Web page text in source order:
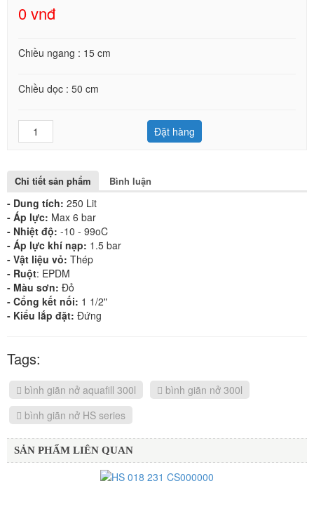
0 vnđ
Chiều ngang : 15 cm
Chiều dọc : 50 cm
Đặt hàng
Chi tiết sản phẩm Bình luận
- Dung tích: 250 Lit
- Áp lực: Max 6 bar
- Nhiệt độ: -10 - 99oC
- Áp lực khí nạp: 1.5 bar
- Vật liệu vỏ: Thép
- Ruột: EPDM
- Màu sơn: Đỏ
- Cổng kết nối: 1 1/2"
- Kiểu lắp đặt: Đứng
Tags:
bình giãn nở aquafill 300l
bình giãn nở 300l
bình giãn nở HS series
SẢN PHẨM LIÊN QUAN